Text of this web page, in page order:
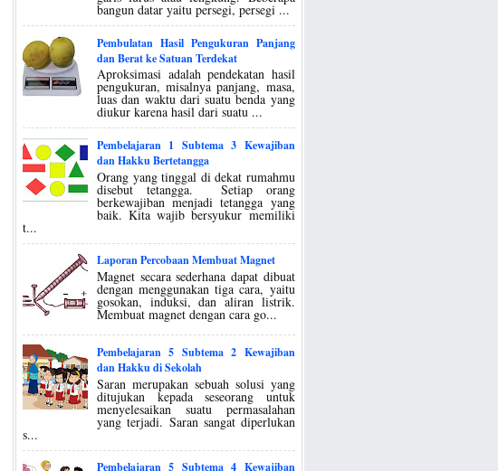
bangun datar yaitu persegi, persegi ...
Pembulatan Hasil Pengukuran Panjang
dan Berat ke Satuan Terdekat
Aproksimasi adalah pendekatan hasil
pengukuran, misalnya panjang, masa,
luas dan waktu dari suatu benda yang
diukur karena hasil dari suatu ...
Pembelajaran 1 Subtema 3 Kewajiban
dan Hakku Bertetangga
Orang yang tinggal di dekat rumahmu
disebut tetangga. Setiap orang
berkewajiban menjadi tetangga yang
baik. Kita wajib bersyukur memiliki
t...
Laporan Percobaan Membuat Magnet
Magnet secara sederhana dapat dibuat
dengan menggunakan tiga cara, yaitu
gosokan, induksi, dan aliran listrik.
Membuat magnet dengan cara go...
Pembelajaran 5 Subtema 2 Kewajiban
dan Hakku di Sekolah
Saran merupakan sebuah solusi yang
ditujukan kepada seseorang untuk
menyelesaikan suatu permasalahan
yang terjadi. Saran sangat diperlukan
s...
Pembelajaran 5 Subtema 4 Kewajiban